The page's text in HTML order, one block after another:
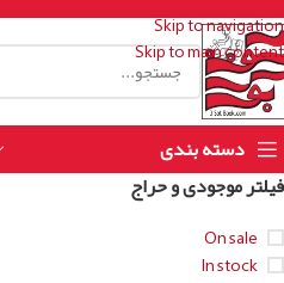
Skip to navigation
Skip to main content
دسته بندی
فیلتر موجودی و حراج
On sale
In stock